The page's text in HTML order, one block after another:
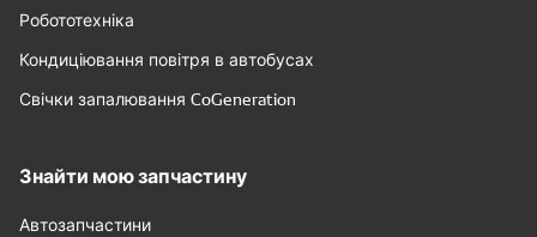
Робототехніка
Кондиціювання повітря в автобусах
Свічки запалювання CoGeneration
Знайти мою запчастину
Автозапчастини